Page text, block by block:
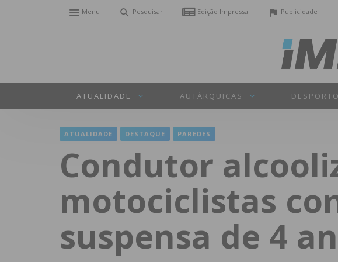
Menu Pesquisar Edição Impressa Publicidade
ATUALIDADE AUTÁRQUICAS DESPORTO
ATUALIDADE DESTAQUE PAREDES
Condutor
motociclistas
suspensa de 4